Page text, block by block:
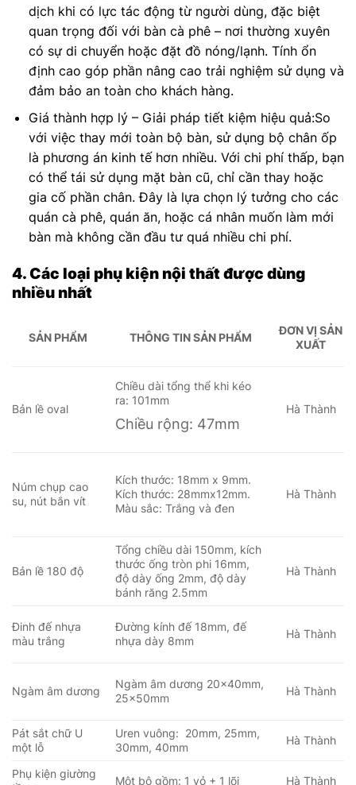
dịch khi có lực tác động từ người dùng, đặc biệt
quan trọng đối với bàn cà phê – nơi thường xuyên
có sự di chuyển hoặc đặt đồ nóng/lạnh. Tính ổn
định cao góp phần nâng cao trải nghiệm sử dụng và
đảm bảo an toàn cho khách hàng.
Giá thành hợp lý – Giải pháp tiết kiệm hiệu quả:So
với việc thay mới toàn bộ bàn, sử dụng bộ chân ốp
là phương án kinh tế hơn nhiều. Với chi phí thấp, bạn
có thể tái sử dụng mặt bàn cũ, chỉ cần thay hoặc
gia cố phần chân. Đây là lựa chọn lý tưởng cho các
quán cà phê, quán ăn, hoặc cá nhân muốn làm mới
bàn mà không cần đầu tư quá nhiều chi phí.
4. Các loại phụ kiện nội thất được dùng
nhiều nhất
SẢN PHẨM THÔNG TIN SẢN PHẨM
ĐƠN VỊ SẢN
XUẤT
Bản lề oval
Chiều dài tổng thể khi kéo
ra: 101mm
Chiều rộng: 47mm
Hà Thành
Núm chụp cao
su, nút bắn vít
Kích thước: 18mm x 9mm.
Kích thước: 28mmx12mm.
Màu sắc: Trắng và đen
Hà Thành
Bản lề 180 độ
Tổng chiều dài 150mm, kích
thước ống tròn phi 16mm,
độ dày ống 2mm, độ dày
bánh răng 2.5mm
Hà Thành
Đinh đế nhựa
màu trắng
Đường kính đế 18mm, đế
nhựa dày 8mm
Hà Thành
Ngàm âm dương
Ngàm âm dương 20x40mm,
25x50mm
Hà Thành
Pát sắt chữ U
một lỗ
Uren vuông: 20mm, 25mm,
30mm, 40mm
Hà Thành
Phụ kiện giường
Một bộ gồm: 1 vỏ + 1 lõi Hà Thành